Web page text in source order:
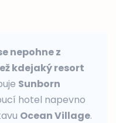
nepohne z
kdejaký resort
Sunborn
hotel napevno
Ocean Village.